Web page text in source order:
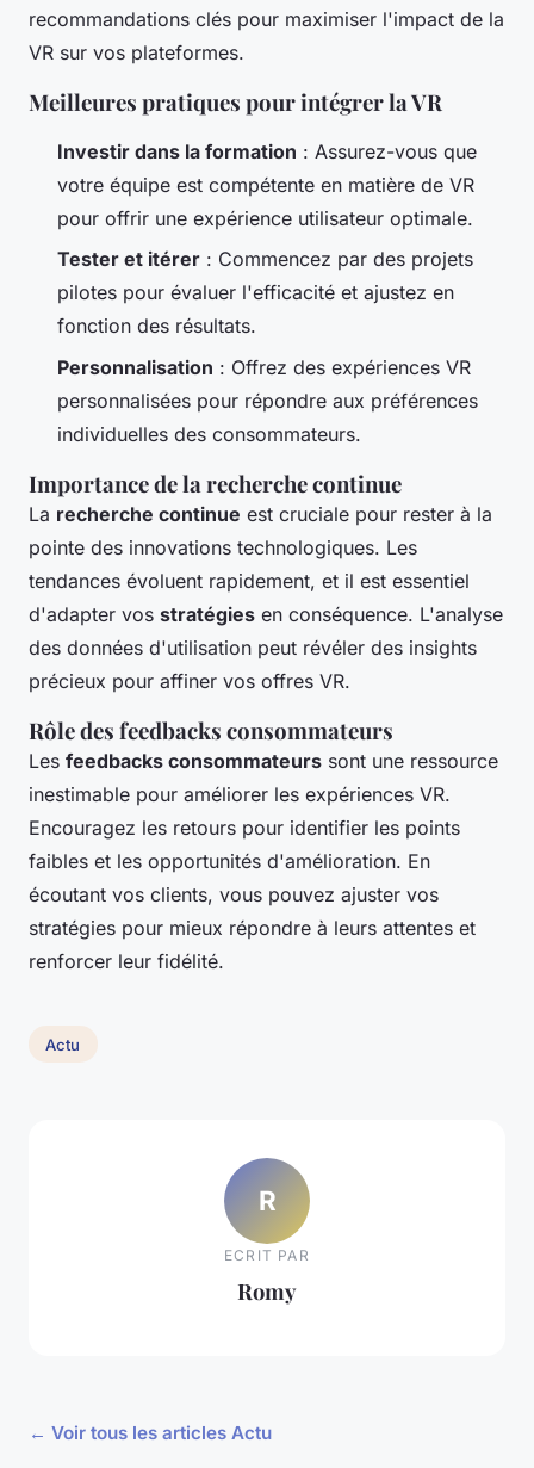
recommandations clés pour maximiser l'impact de la
VR sur vos plateformes.
Meilleures pratiques pour intégrer la VR
Investir dans la formation : Assurez-vous que
votre équipe est compétente en matière de VR
pour offrir une expérience utilisateur optimale.
Tester et itérer : Commencez par des projets
pilotes pour évaluer l'efficacité et ajustez en
fonction des résultats.
Personnalisation : Offrez des expériences VR
personnalisées pour répondre aux préférences
individuelles des consommateurs.
Importance de la recherche continue
La recherche continue est cruciale pour rester à la
pointe des innovations technologiques. Les
tendances évoluent rapidement, et il est essentiel
d'adapter vos stratégies en conséquence. L'analyse
des données d'utilisation peut révéler des insights
précieux pour affiner vos offres VR.
Rôle des feedbacks consommateurs
Les feedbacks consommateurs sont une ressource
inestimable pour améliorer les expériences VR.
Encouragez les retours pour identifier les points
faibles et les opportunités d'amélioration. En
écoutant vos clients, vous pouvez ajuster vos
stratégies pour mieux répondre à leurs attentes et
renforcer leur fidélité.
Actu
R
ECRIT PAR
Romy
← Voir tous les articles Actu